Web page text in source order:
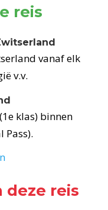
reis
vanaf elk
v.v.
klas) binnen
Pass).
deze reis